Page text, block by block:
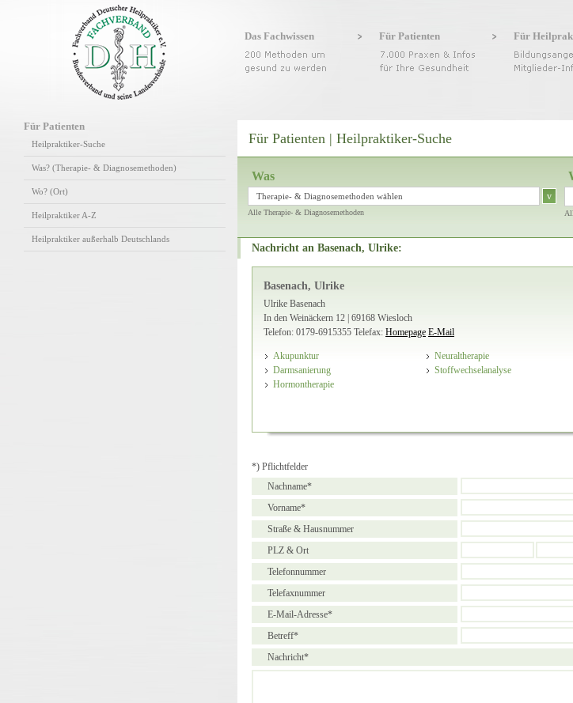
Das Fachwissen Für Patienten Für
Für Patienten
Heilpraktiker-Suche
Was? (Therapie- & Diagnosemethoden)
Wo? (Ort)
Heilpraktiker A-Z
Heilpraktiker außerhalb Deutschlands
Für Patienten | Heilpraktiker-Suche
Was
Therapie- & Diagnosemethoden wählen v
Alle Therapie- & Diagnosemethoden
Nachricht an Basenach, Ulrike:
Basenach, Ulrike
Ulrike Basenach
In den Weinäckern 12 | 69168 Wiesloch
Telefon: 0179-6915355 Telefax: Homepage E-Mail
Akupunktur
Darmsanierung
Hormontherapie
Neuraltherapie
Stoffwechselanalyse
*) Pflichtfelder
Nachname*
Vorname*
Straße & Hausnummer
PLZ & Ort
Telefonnummer
Telefaxnummer
E-Mail-Adresse*
Betreff*
Nachricht*